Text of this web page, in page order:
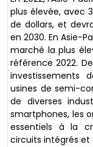
plus élevée, avec
de dollars, et
en 2030. En Asie-
marché la plus
référence 2022.
investissements
usines de semi-
de diverses
smartphones, les
essentiels à la
circuits intégrés et